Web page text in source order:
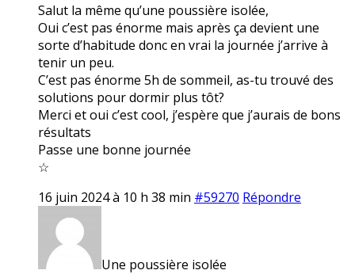
Salut la même qu’une poussière isolée,
Oui c’est pas énorme mais après ça devient une
sorte d’habitude donc en vrai la journée j’arrive à
tenir un peu.
C’est pas énorme 5h de sommeil, as-tu trouvé des
solutions pour dormir plus tôt?
Merci et oui c’est cool, j’espère que j’aurais de bons
résultats
Passe une bonne journée
☆
16 juin 2024 à 10 h 38 min #59270 Répondre
Une poussière isolée